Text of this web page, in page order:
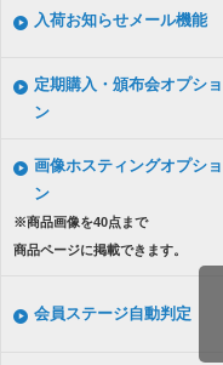
入荷お知らせメール機能
定期購入・頒布会オプショ
ン
画像ホスティングオプショ
ン
※商品画像を40点まで
商品ページに掲載できます。
会員ステージ自動判定